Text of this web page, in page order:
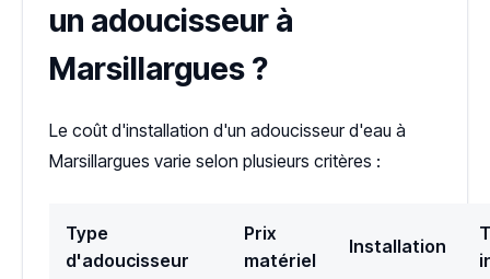
un adoucisseur à
Marsillargues ?
Le coût d'installation d'un adoucisseur d'eau à
Marsillargues varie selon plusieurs critères :
Type
d'adoucisseur
Prix
matériel
Installation